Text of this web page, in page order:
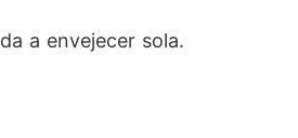
a envejecer sola.